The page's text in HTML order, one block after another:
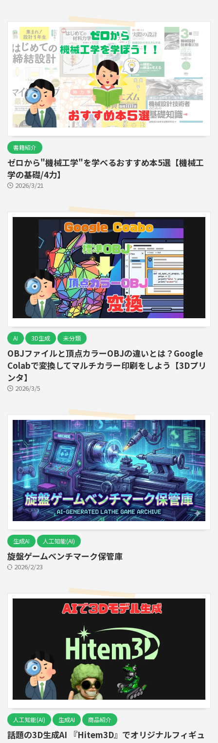
書籍紹介
ゼロから"機械工学"を学べるおすすめ本5選【機械工
学の基礎/4力】
2026/3/21
AI 3D生成 未分類
OBJファイルと頂点カラーOBJの違いとは？Google
Colabで変換してマルチカラー印刷をしよう【3Dプリ
ンタ】
2026/3/5
生成AI 人工知能(AI)
旋盤ゲームベンチマーク保管庫
2026/2/23
人工知能(AI) 生成AI 商品紹介
話題の3D生成AI 『Hitem3D』でオリジナルフィギュ